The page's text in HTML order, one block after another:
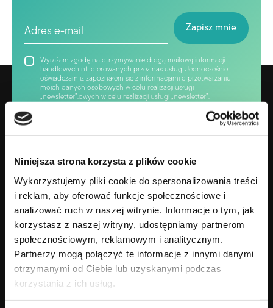
Niniejsza strona korzysta z plików cookie
Wykorzystujemy pliki cookie do spersonalizowania treści
i reklam, aby oferować funkcje społecznościowe i
analizować ruch w naszej witrynie. Informacje o tym, jak
korzystasz z naszej witryny, udostępniamy partnerom
społecznościowym, reklamowym i analitycznym.
Partnerzy mogą połączyć te informacje z innymi danymi
otrzymanymi od Ciebie lub uzyskanymi podczas
korzystania z ich usług.
Wyrażam zgodę na otrzymywanie drogą mailową informacji
handlowych nt. oferowanych przez nas usług. Jednocześnie
oświadczam iż zapoznałem się z informacjami o przetwarzaniu
moich danych osobowych w celu realizacji usługi
„newsletter”.owych w celu realizacji usługi „newsletter”.
Gotowy na zmianę swojego życia?
+48 690 638 690